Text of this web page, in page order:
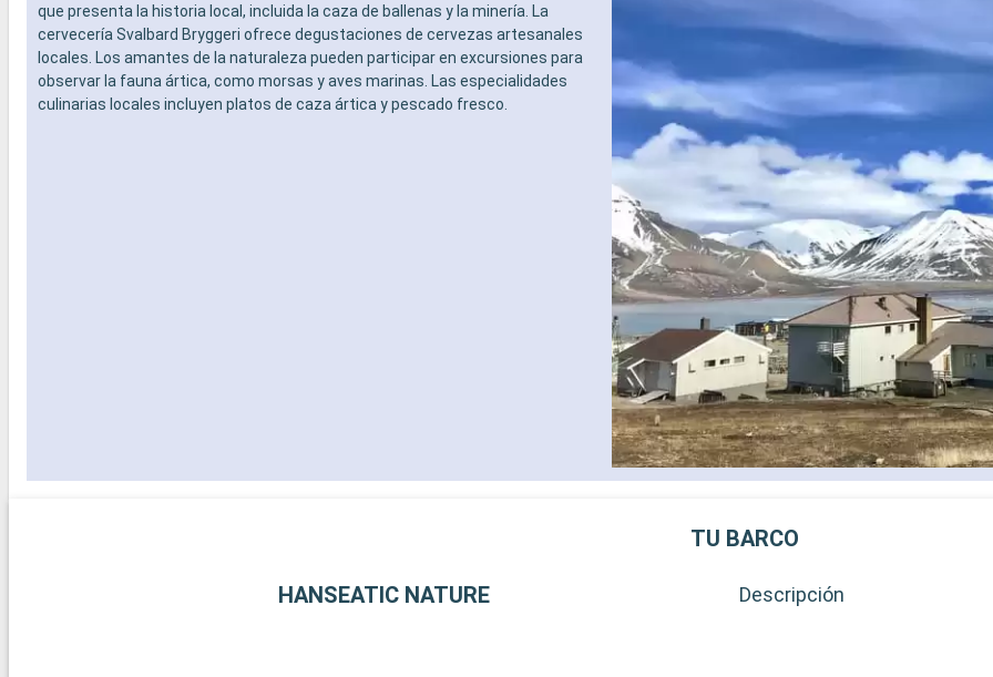
que presenta la historia local, incluida la caza de ballenas y la minería. La
cervecería Svalbard Bryggeri ofrece degustaciones de cervezas artesanales
locales. Los amantes de la naturaleza pueden participar en excursiones para
observar la fauna ártica, como morsas y aves marinas. Las especialidades
culinarias locales incluyen platos de caza ártica y pescado fresco.
TU BARCO
HANSEATIC NATURE Descripción